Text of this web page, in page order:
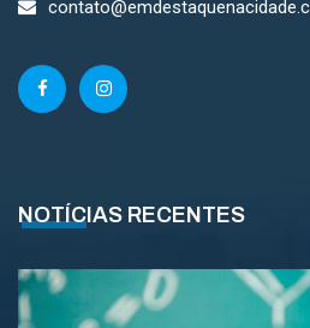
NOTÍCIAS RECENTES